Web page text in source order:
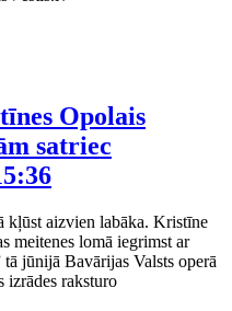
Opolais
satriec
kļūst aizvien labāka. Kristīne
meitenes lomā iegrimst ar
jūnijā Bavārijas Valsts operā
izrādes raksturo